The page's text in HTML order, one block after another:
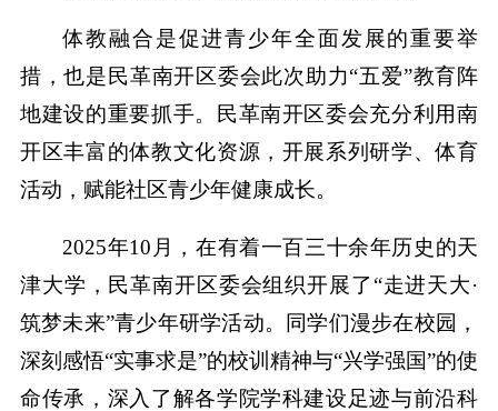
体教融合是促进青少年全面发展的重要举
措，也是民革南开区委会此次助力“五爱”教育阵
地建设的重要抓手。民革南开区委会充分利用南
开区丰富的体教文化资源，开展系列研学、体育
活动，赋能社区青少年健康成长。
2025年10月，在有着一百三十余年历史的天
津大学，民革南开区委会组织开展了“走进天大·
筑梦未来”青少年研学活动。同学们漫步在校园，
深刻感悟“实事求是”的校训精神与“兴学强国”的使
命传承，深入了解各学院学科建设足迹与前沿科